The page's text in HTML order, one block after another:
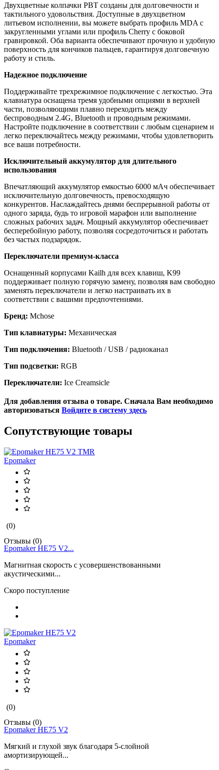
Двухцветные колпачки PBT созданы для долговечности и
тактильного удовольствия. Доступные в двухцветном
литьевом исполнении, вы можете выбрать профиль MDA с
закругленными углами или профиль Cherry с боковой
гравировкой. Оба варианта обеспечивают прочную и удобную
поверхность для кончиков пальцев, гарантируя долговечную
работу и стиль.
Надежное подключение
Поддерживайте трехрежимное подключение с легкостью. Эта
клавиатура оснащена тремя удобными опциями в верхней
части, позволяющими плавно переходить между
беспроводным 2.4G, Bluetooth и проводным режимами.
Настройте подключение в соответствии с любым сценарием и
легко переключайтесь между режимами, чтобы удовлетворить
все ваши потребности.
Исключительный аккумулятор для длительного
использования
Впечатляющий аккумулятор емкостью 6000 мАч обеспечивает
исключительную долговечность, превосходящую
конкурентов. Наслаждайтесь днями беспрерывной работы от
одного заряда, будь то игровой марафон или выполнение
сложных рабочих задач. Мощный аккумулятор обеспечивает
бесперебойную работу, позволяя сосредоточиться и работать
без частых подзарядок.
Переключатели премиум-класса
Оснащенный корпусами Kailh для всех клавиш, K99
поддерживает полную горячую замену, позволяя вам свободно
заменять переключатели и легко настраивать их в
соответствии с вашими предпочтениями.
Бренд: Mchose
Тип клавиатуры: Механическая
Тип подключения: Bluetooth / USB / радиоканал
Тип подсветки: RGB
Переключатели: Ice Creamsicle
Для добавления отзыва о товаре. Сначала Вам необходимо
авторизоваться Войдите в систему здесь
Сопутствующие товары
Epomaker
(0)
Отзывы (0)
Epomaker HE75 V2...
Магнитная скорость с усовершенствованными
акустическими...
Скоро поступление
Epomaker
(0)
Отзывы (0)
Epomaker HE75 V2
Мягкий и глухой звук благодаря 5-слойной
амортизирующей...